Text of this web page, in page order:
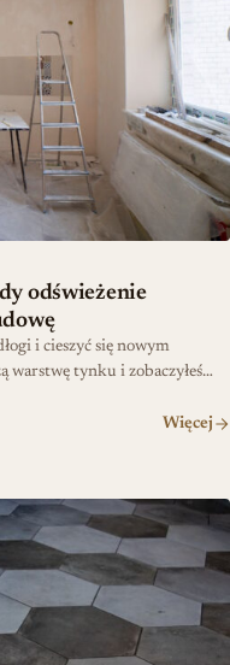
odświeżenie
i cieszyć się nowym
warstwę tynku i zobaczyłeś…
Więcej
do wnętrz